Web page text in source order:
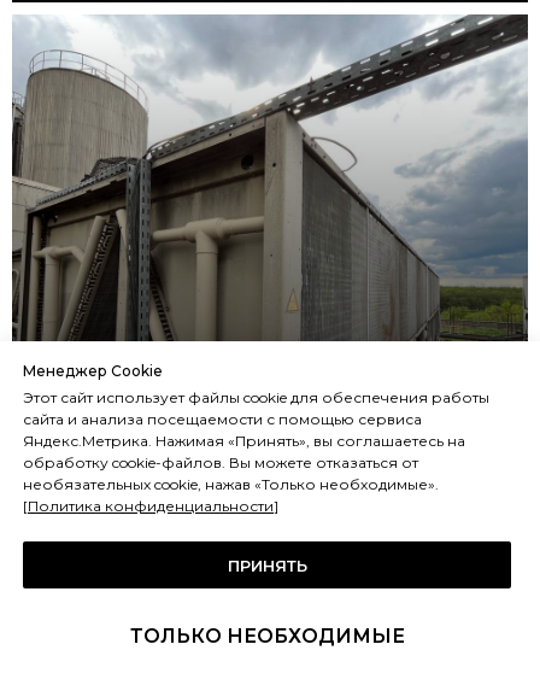
Сезонная расконсервация
чиллеров TRANE для
агрохолдинга
Менеджер Cookie
Этот сайт использует файлы cookie для обеспечения работы
сайта и анализа посещаемости с помощью сервиса
Яндекс.Метрика. Нажимая «Принять», вы соглашаетесь на
обработку cookie-файлов. Вы можете отказаться от
необязательных cookie, нажав «Только необходимые».
[Политика конфиденциальности]
ПРИНЯТЬ
ТОЛЬКО НЕОБХОДИМЫЕ